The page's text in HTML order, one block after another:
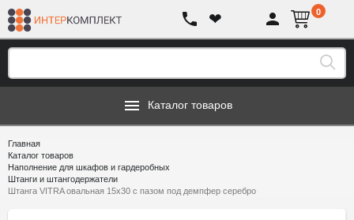
❤ 0
Каталог товаров
Главная
Каталог товаров
Наполнение для шкафов и гардеробных
Штанги и штангодержатели
Штанга VITRA овальная 15х30 с пазом под демпфер серебро